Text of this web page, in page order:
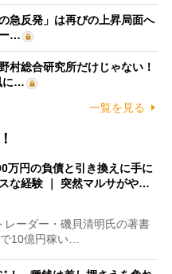
急反発」は再びの上昇局面へ
…
村総合研究所だけじゃない！
に…
一覧を見る
万円の負債と引き換えに手に
な経験 ｜ 突然マルサがや…
ーダー・磯貝清明氏の著書
で10億円稼い…